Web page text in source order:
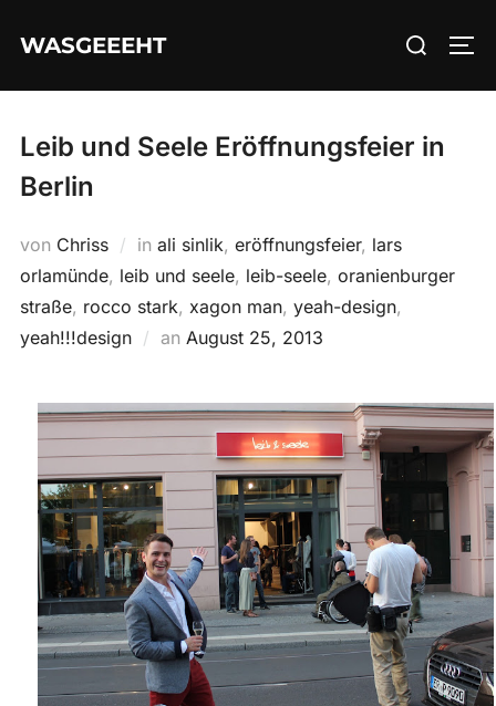
InhaltWASGEEEHT
Suchen
Leib und Seele Eröffnungsfeier in
Berlin
von Chriss in ali sinlik, eröffnungsfeier, lars
orlamünde, leib und seele, leib-seele, oranienburger
straße, rocco stark, xagon man, yeah-design,
yeah!!!design
an Veröffentlicht
August 25, 2013